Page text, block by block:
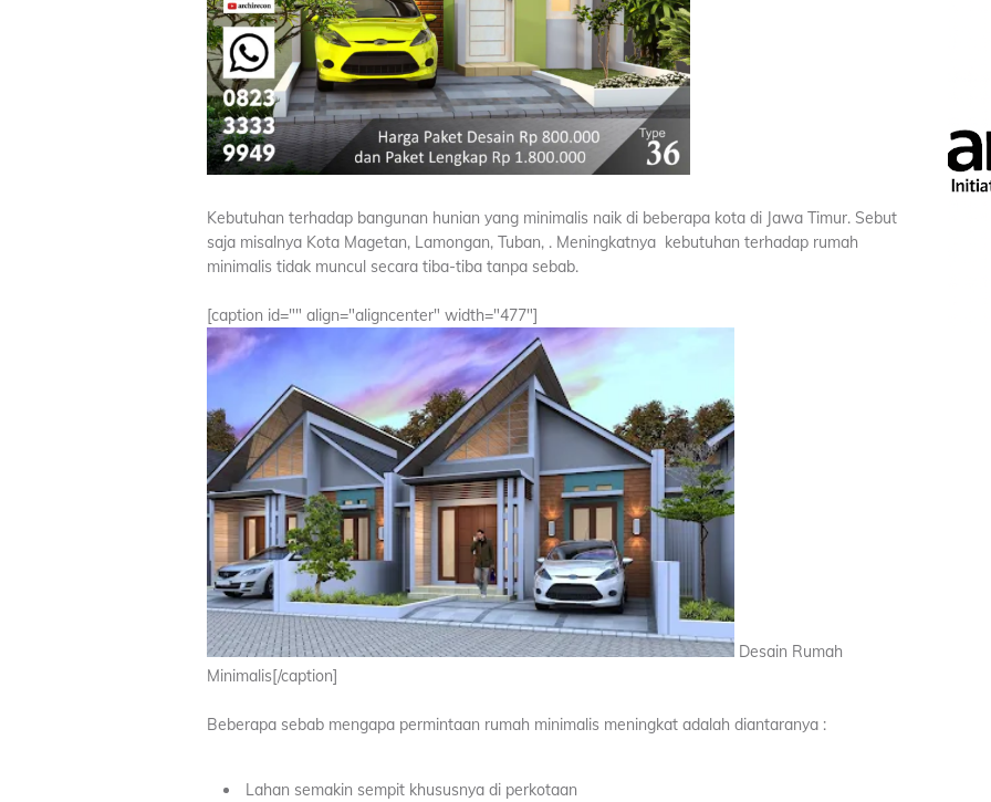
Kebutuhan terhadap bangunan hunian yang minimalis naik di beberapa kota di Jawa Timur. Sebut
saja misalnya Kota Magetan, Lamongan, Tuban, . Meningkatnya kebutuhan terhadap rumah
minimalis tidak muncul secara tiba-tiba tanpa sebab.
[caption id="" align="aligncenter" width="477"]
Desain Rumah
Minimalis[/caption]
Beberapa sebab mengapa permintaan rumah minimalis meningkat adalah diantaranya :
Lahan semakin sempit khususnya di perkotaan